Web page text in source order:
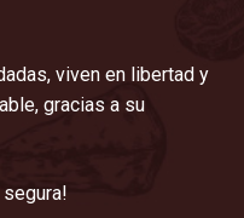
viven en libertad y
gracias a su